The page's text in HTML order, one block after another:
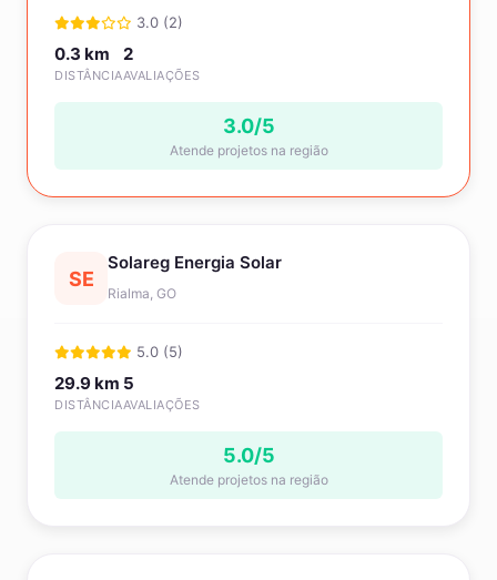
3.0 (2)
0.3 km
DISTÂNCIA
2
AVALIAÇÕES
3.0/5
Atende projetos na região
SE
Solareg Energia Solar
Rialma, GO
5.0 (5)
29.9 km
DISTÂNCIA
5
AVALIAÇÕES
5.0/5
Atende projetos na região